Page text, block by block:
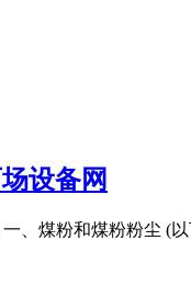
设备网
、煤粉和煤粉粉尘